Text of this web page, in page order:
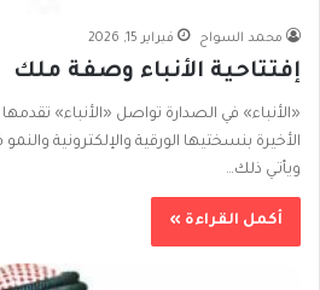
محمد السواح فبراير 15, 2026
إفتتاحية الأنباء وصفة ملك
«الأنباء» في الصدارة تواصل «الأنباء»
الأخيرة بنسختيها الورقية والإلكترونية
ويأتـي ذلك…
أكمل القراءة »